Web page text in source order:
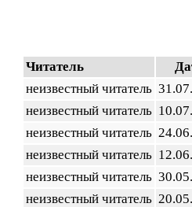
Читатель
неизвестный читатель
неизвестный читатель
неизвестный читатель
неизвестный читатель
неизвестный читатель
неизвестный читатель